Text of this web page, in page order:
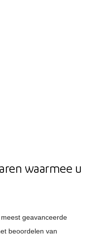
waarmee u
meest geavanceerde
beoordelen van